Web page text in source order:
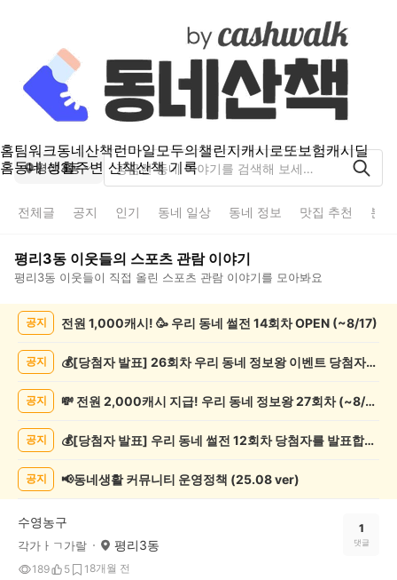
홈팀워크동네산책런마일모두의챌린지캐시로또보험캐시딜
홈동네 생활주변 산책산책 기록
평리3동
전체글 공지 인기 동네 일상 동네 정보 맛집 추천 분
평리3동 이웃들의 스포츠 관람이야기
평리3동 이웃들이 직접 올린 스포츠 관람 이야기를 모아봐요
글
공지 전원 1,000캐시! 🥳 우리 동네 썰전 14회차 OPEN (~8/17)
공지 💰[당첨자 발표] 26회차 우리 동네 정보왕 이벤트 당첨자를 발표합니다!
공지 💸 전원 2,000캐시 지급! 우리 동네 정보왕 27회차 (~8/10)
공지 💰[당첨자 발표] 우리 동네 썰전 12회차 당첨자를 발표합니다!
공지 📢동네생활 커뮤니티 운영정책 (25.08 ver)
수영농구
각가ㅏㄱ가랄 평리3동
189 5 1 8개월 전
1
댓글